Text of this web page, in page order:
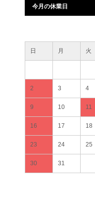
今月の休業日
日 月 火
2 3 4
9 10 11
16 17 18
23 24 25
30 31